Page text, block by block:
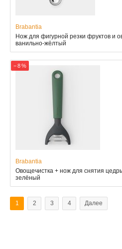
Brabantia
Нож для фигурной резки фруктов и
ванильно-жёлтый
− 8 %
Brabantia
Овощечистка + нож для снятия
зелёный
1 2 3 4 Далее